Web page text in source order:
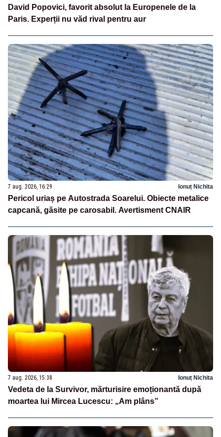
David Popovici, favorit absolut la Europenele de la
Paris. Experții nu văd rival pentru aur
7 aug. 2026, 16:29 Ionuț Nichita
Pericol uriaș pe Autostrada Soarelui. Obiecte metalice
capcană, găsite pe carosabil. Avertisment CNAIR
7 aug. 2026, 15:38 Ionuț Nichita
Vedeta de la Survivor, mărturisire emoționantă după
moartea lui Mircea Lucescu: „Am plâns”